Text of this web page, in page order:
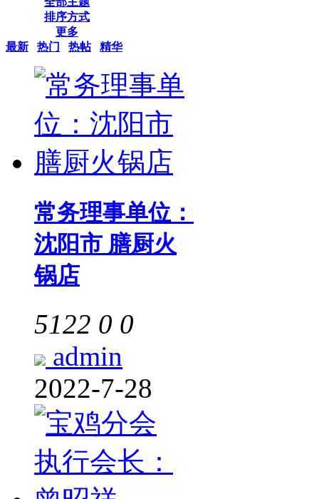
排序方式
更多
最新
热门 热帖 精华
常务理事单位：
沈阳市 膳厨火
锅店
5122 0 0
admin
2022-7-28